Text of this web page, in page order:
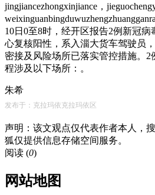
jingjiancezhongxinjiance，
10日0至8时，经开区报告2例新冠
心复核阳性，系入淄大货车驾驶员
密接及风险场所已落实管控措施。
程涉及以下场所：。
朱希
发布于：克拉玛依克拉玛依区
声明：该文观点仅代表作者本人，
狐仅提供信息存储空间服务。
阅读 (0)
网站地图